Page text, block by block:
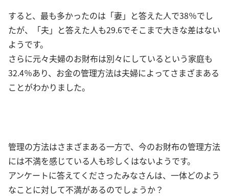
すると、最も多かったのは「妻」と答えた人で38％でし
たが、「夫」と答えた人も29.6でそこまで大きな差はない
ようです。
さらに元々夫婦のお財布は別々にしているという家庭も
32.4％あり、お金の管理方法は夫婦によってさまざまある
ことがわかりました。
管理の方法はさまざまある一方で、今のお財布の管理方法
には不満を感じている人も珍しくはないようです。
アンケートに答えてくださったみなさんは、一体どのよう
なことに対して不満があるのでしょうか？